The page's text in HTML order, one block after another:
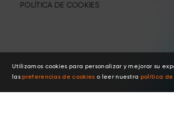
POLÍTICA DE COOKIES
Utilizamos cookies para personalizar y mejorar su
laspreferencias de cookies o leer nuestra política de